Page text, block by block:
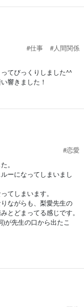
#仕事
#人間関係
てびっくりしました^^
響きました！
#恋愛
。
ーになってしまいまし
てしまいます。
ながらも、梨愛先生の
とどまってる感じです。
が先生の口から出たこ